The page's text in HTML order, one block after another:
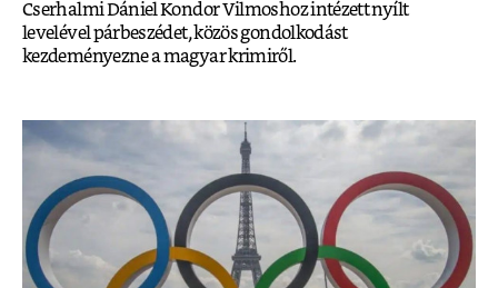
Cserhalmi Dániel Kondor Vilmoshoz intézett nyílt
levelével párbeszédet, közös gondolkodást
kezdeményezne a magyar krimiről.